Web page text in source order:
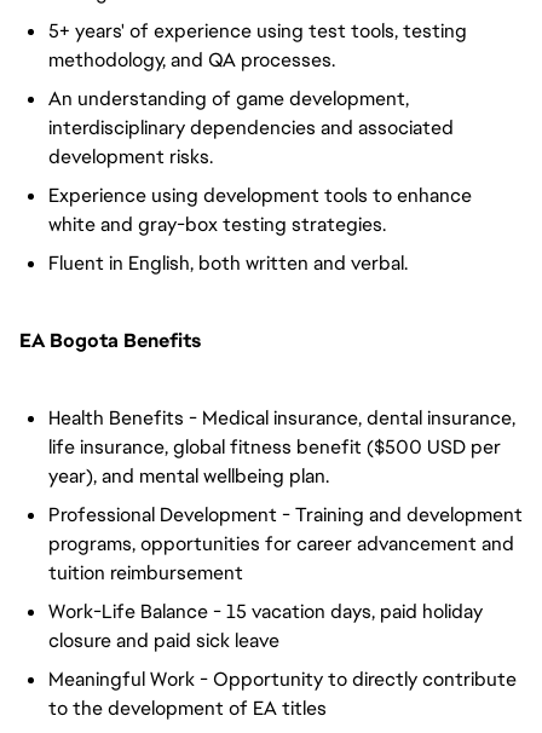
5+ years' of experience using test tools, testing
methodology, and QA processes.
An understanding of game development,
interdisciplinary dependencies and associated
development risks.
Experience using development tools to enhance
white and gray-box testing strategies.
Fluent in English, both written and verbal.
EA Bogota Benefits
Health Benefits - Medical insurance, dental insurance,
life insurance, global fitness benefit ($500 USD per
year), and mental wellbeing plan.
Professional Development - Training and development
programs, opportunities for career advancement and
tuition reimbursement
Work-Life Balance - 15 vacation days, paid holiday
closure and paid sick leave
Meaningful Work - Opportunity to directly contribute
to the development of EA titles